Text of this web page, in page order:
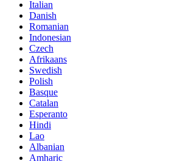
Italian
Danish
Romanian
Indonesian
Czech
Afrikaans
Swedish
Polish
Basque
Catalan
Esperanto
Hindi
Lao
Albanian
Amharic